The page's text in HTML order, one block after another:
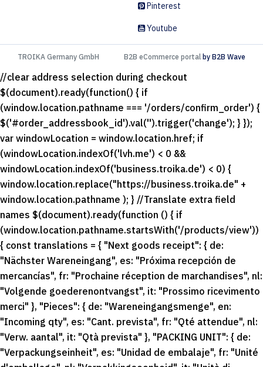
Pinterest
Youtube
TROIKA Germany GmbH B2B eCommerce portal by B2B Wave
//clear address selection during checkout
$(document).ready(function() { if
(window.location.pathname === '/orders/confirm_order') {
$('#order_addressbook_id').val('').trigger('change'); } });
var windowLocation = window.location.href; if
(windowLocation.indexOf('lvh.me') < 0 &&
windowLocation.indexOf('business.troika.de') < 0) {
window.location.replace("https://business.troika.de" +
window.location.pathname ); } //Translate extra field
names $(document).ready(function () { if
(window.location.pathname.startsWith('/products/view'))
{ const translations = { "Next goods receipt": { de:
"Nächster Wareneingang", es: "Próxima recepción de
mercancías", fr: "Prochaine réception de marchandises", nl:
"Volgende goederenontvangst", it: "Prossimo ricevimento
merci" }, "Pieces": { de: "Wareneingangsmenge", en:
"Incoming qty", es: "Cant. prevista", fr: "Qté attendue", nl:
"Verw. aantal", it: "Qtà prevista" }, "PACKING UNIT": { de:
"Verpackungseinheit", es: "Unidad de embalaje", fr: "Unité